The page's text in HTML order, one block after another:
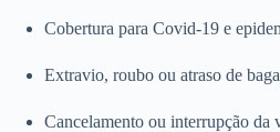
Cobertura para Covid-19 e
Extravio, roubo ou atraso de
Cancelamento ou interrupção da